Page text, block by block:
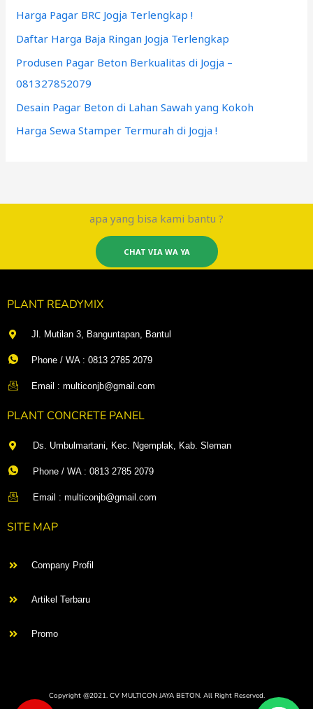
Harga Pagar BRC Jogja Terlengkap !
Daftar Harga Baja Ringan Jogja Terlengkap
Produsen Pagar Beton Berkualitas di Jogja –
081327852079
Desain Pagar Beton di Lahan Sawah yang Kokoh
Harga Sewa Stamper Termurah di Jogja !
apa yang bisa kami bantu ?
CHAT VIA WA YA
PLANT READYMIX
Jl. Mutilan 3, Banguntapan, Bantul
Phone / WA : 0813 2785 2079
Email : multiconjb@gmail.com
PLANT CONCRETE PANEL
Ds. Umbulmartani, Kec. Ngemplak, Kab. Sleman
Phone / WA : 0813 2785 2079
Email : multiconjb@gmail.com
SITE MAP
Company Profil
Artikel Terbaru
Promo
Copyright @2021. CV MULTICON JAYA BETON. All Right Reserved.